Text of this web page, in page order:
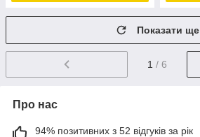
Показати ще
1 / 6
Про нас
94% позитивних з 52 відгуків за рік